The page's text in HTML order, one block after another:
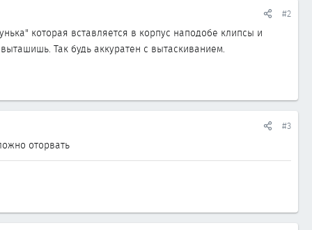
#2
которая вставляется в корпус наподобе клипсы и
Так будь аккуратен с вытаскиванием.
#3
оторвать